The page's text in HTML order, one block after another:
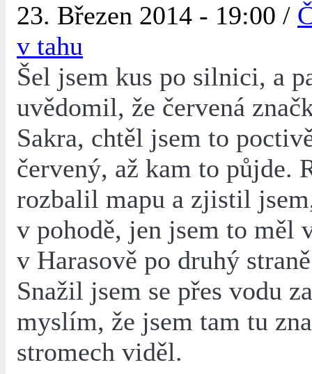
23. Březen 2014 - 19:00 /
v tahu
Šel jsem kus po silnici, a
uvědomil, že červená
Sakra, chtěl jsem to
červený, až kam to půjde.
rozbalil mapu a zjistil
v pohodě, jen jsem to měl
v Harasově po druhý
Snažil jsem se přes vodu
myslím, že jsem tam tu
stromech viděl.